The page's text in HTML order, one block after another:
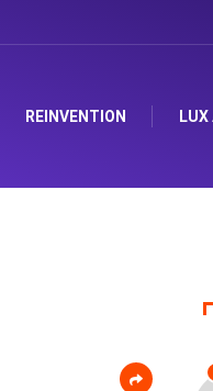
Herrera y el arte de cambiarse
REINVENTION LUX